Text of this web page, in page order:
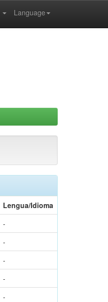
Language
Lengua/Idioma
-
-
-
-
-